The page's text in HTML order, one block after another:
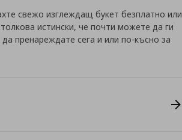
свежо изглеждащ букет безплатно или
истински, че почти можете да ги
пренареждате сега и или по-късно за